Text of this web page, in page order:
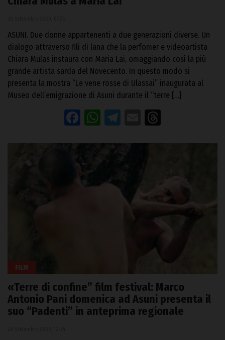
ASUNI. Due donne appartenenti a due generazioni diverse. Un
dialogo attraverso fili di lana che la perfomer e videoartista
Chiara Mulas instaura con Maria Lai, omaggiando così la più
grande artista sarda del Novecento. In questo modo si
presenta la mostra “Le vene rosse di Ulassai” inaugurata al
Museo dell’emigrazione di Asuni durante il “terre […]
Facebook
WhatsApp
Telegram
Email
FILM
«Terre di confine” film festival: Marco
Antonio Pani domenica ad Asuni presenta il
suo “Padenti” in anteprima regionale